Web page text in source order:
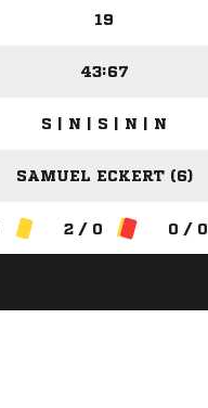
19
43:67
S | N | S | N | N
SAMUEL ECKERT (6)
2 / 0 0 / 0